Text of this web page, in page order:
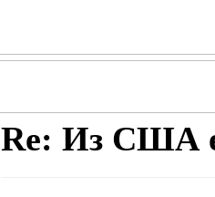
Re: Из США